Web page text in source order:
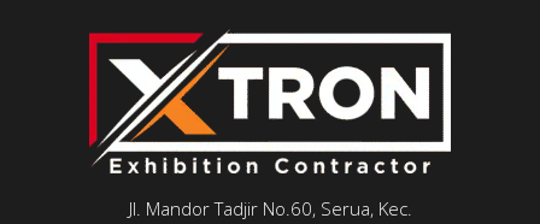
Jl. Mandor Tadjir No.60, Serua, Kec.